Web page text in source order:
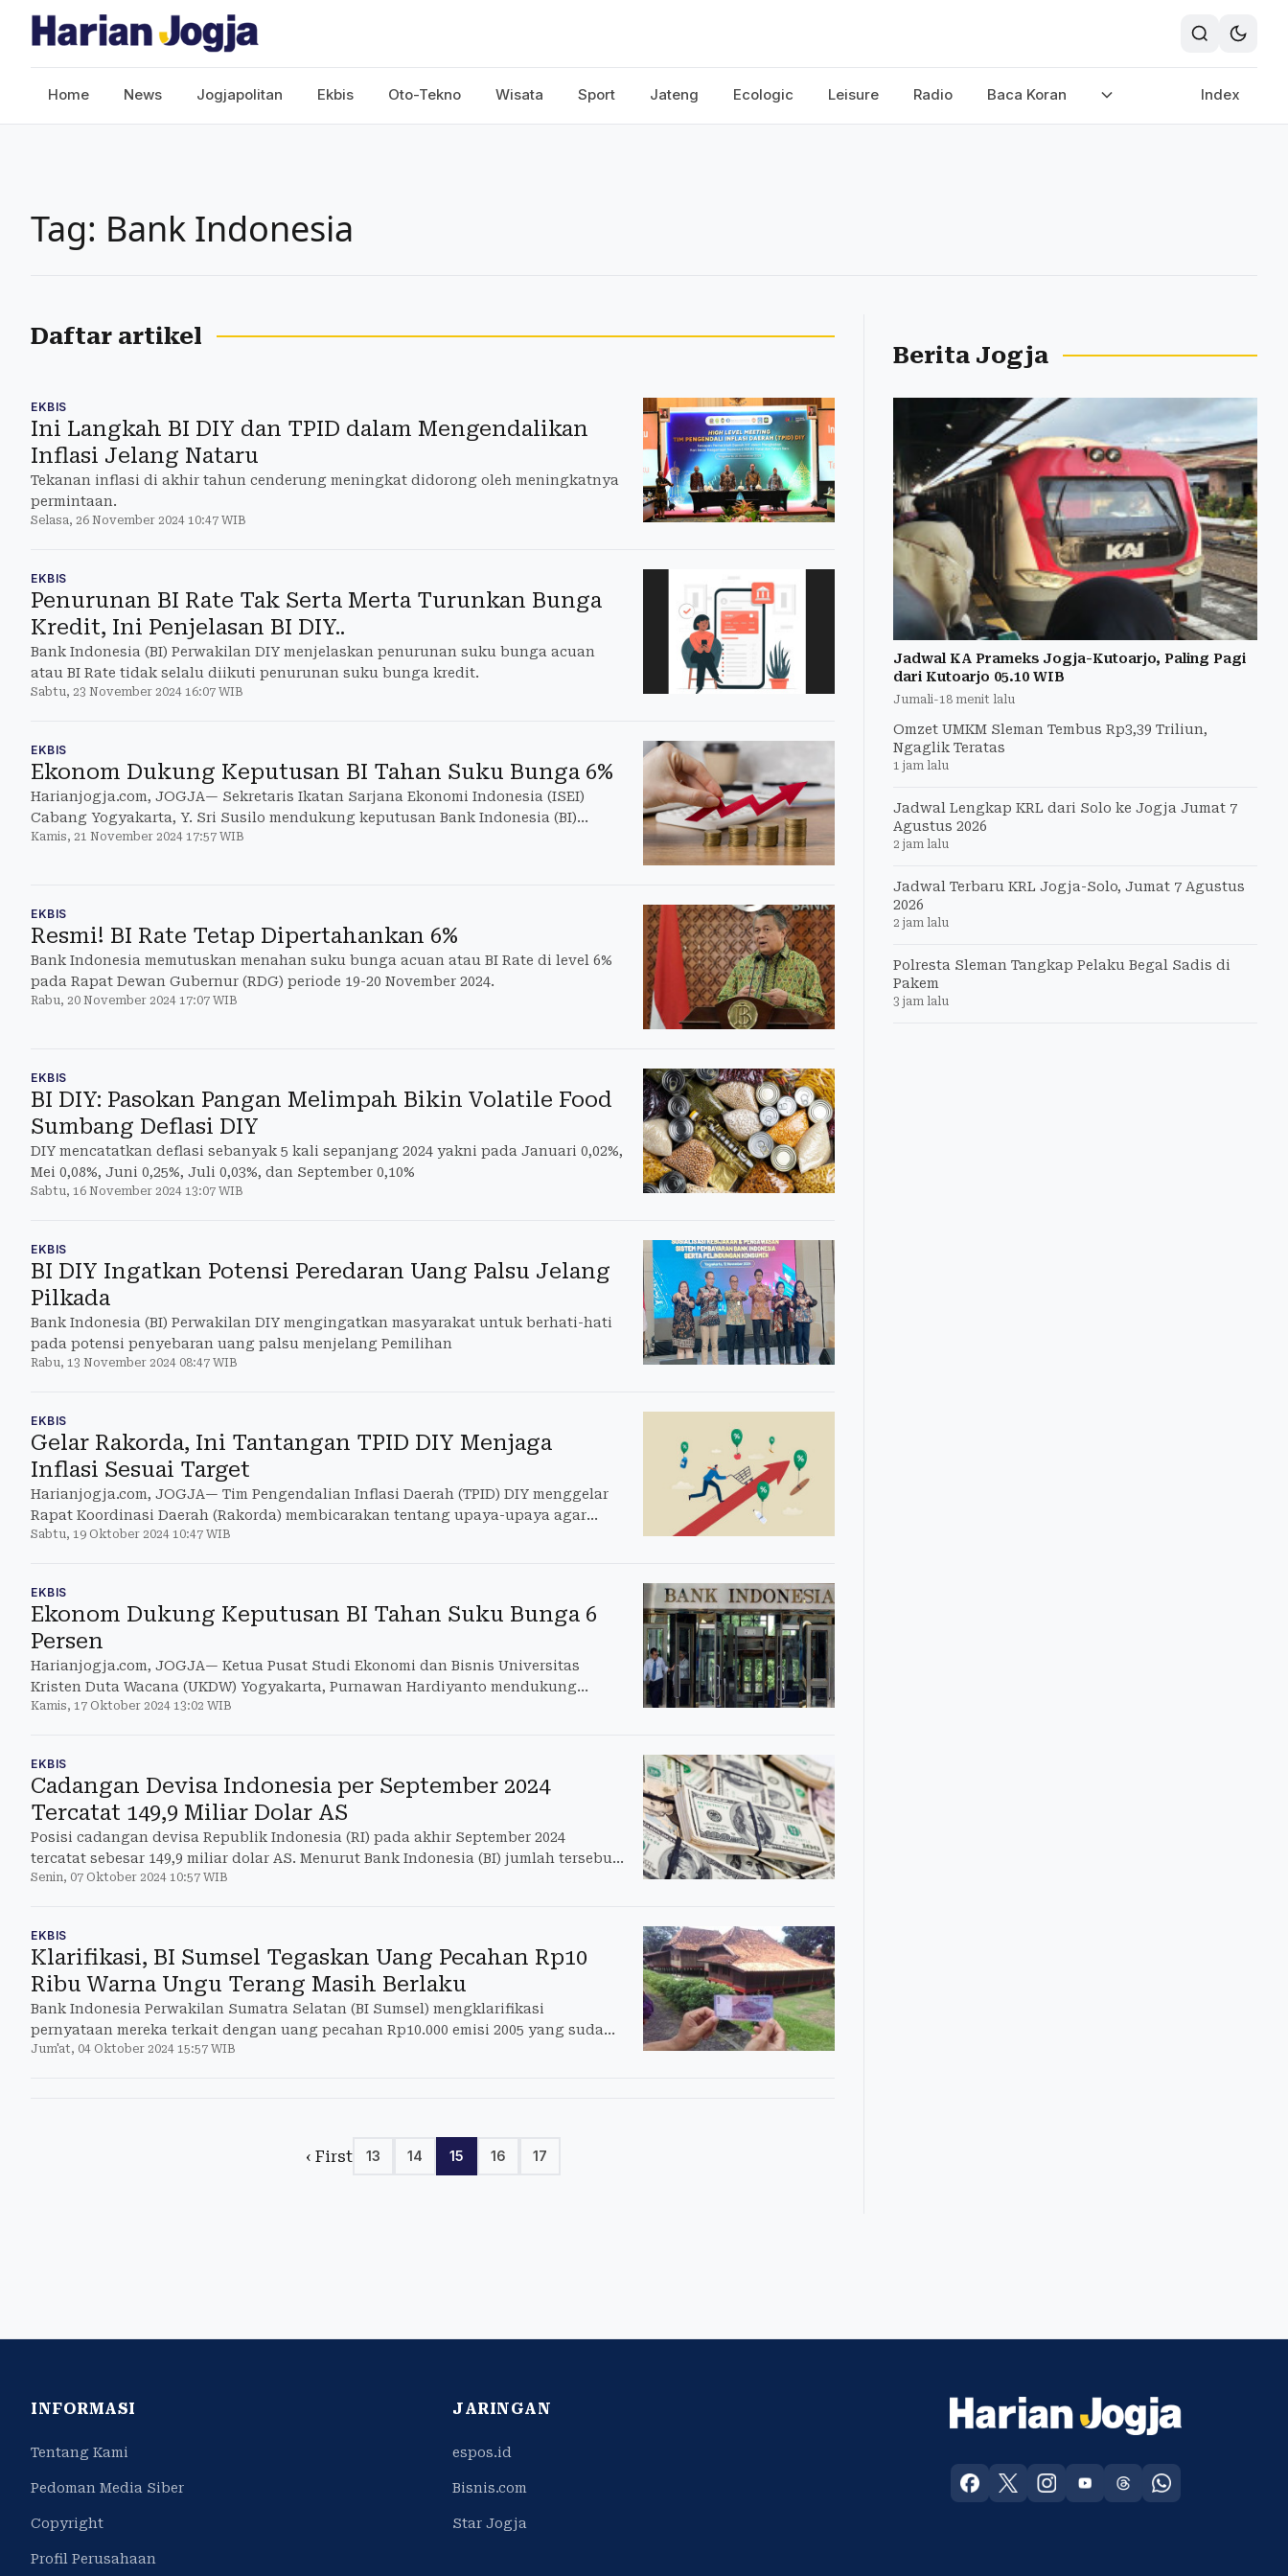
Home News Jogjapolitan Ekbis Oto-Tekno Wisata Sport Jateng Ecologic Leisure Radio Baca Koran Index
Tag: Bank Indonesia
Daftar artikel
EKBIS
Ini Langkah BI DIY dan TPID dalam Mengendalikan
Inflasi Jelang Nataru
Tekanan inflasi di akhir tahun cenderung meningkat didorong oleh meningkatnya
permintaan.
Selasa, 26 November 2024 10:47 WIB
EKBIS
Penurunan BI Rate Tak Serta Merta Turunkan Bunga
Kredit, Ini Penjelasan BI DIY..
Bank Indonesia (BI) Perwakilan DIY menjelaskan penurunan suku bunga acuan
atau BI Rate tidak selalu diikuti penurunan suku bunga kredit.
Sabtu, 23 November 2024 16:07 WIB
EKBIS
Ekonom Dukung Keputusan BI Tahan Suku Bunga 6%
Harianjogja.com, JOGJA— Sekretaris Ikatan Sarjana Ekonomi Indonesia (ISEI)
Cabang Yogyakarta, Y. Sri Susilo mendukung keputusan Bank Indonesia (BI)
menahan suku
Kamis, 21 November 2024 17:57 WIB
EKBIS
Resmi! BI Rate Tetap Dipertahankan 6%
Bank Indonesia memutuskan menahan suku bunga acuan atau BI Rate di level 6%
pada Rapat Dewan Gubernur (RDG) periode 19-20 November 2024.
Rabu, 20 November 2024 17:07 WIB
EKBIS
BI DIY: Pasokan Pangan Melimpah Bikin Volatile Food
Sumbang Deflasi DIY
DIY mencatatkan deflasi sebanyak 5 kali sepanjang 2024 yakni pada Januari 0,02%,
Mei 0,08%, Juni 0,25%, Juli 0,03%, dan September 0,10%
Sabtu, 16 November 2024 13:07 WIB
EKBIS
BI DIY Ingatkan Potensi Peredaran Uang Palsu Jelang
Pilkada
Bank Indonesia (BI) Perwakilan DIY mengingatkan masyarakat untuk berhati-hati
pada potensi penyebaran uang palsu menjelang Pemilihan
Rabu, 13 November 2024 08:47 WIB
EKBIS
Gelar Rakorda, Ini Tantangan TPID DIY Menjaga
Inflasi Sesuai Target
Harianjogja.com, JOGJA— Tim Pengendalian Inflasi Daerah (TPID) DIY menggelar
Rapat Koordinasi Daerah (Rakorda) membicarakan tentang upaya-upaya agar
inflasi DIY
Sabtu, 19 Oktober 2024 10:47 WIB
EKBIS
Ekonom Dukung Keputusan BI Tahan Suku Bunga 6
Persen
Harianjogja.com, JOGJA— Ketua Pusat Studi Ekonomi dan Bisnis Universitas
Kristen Duta Wacana (UKDW) Yogyakarta, Purnawan Hardiyanto mendukung
keputusan Bank
Kamis, 17 Oktober 2024 13:02 WIB
EKBIS
Cadangan Devisa Indonesia per September 2024
Tercatat 149,9 Miliar Dolar AS
Posisi cadangan devisa Republik Indonesia (RI) pada akhir September 2024
tercatat sebesar 149,9 miliar dolar AS. Menurut Bank Indonesia (BI) jumlah tersebut
rel
Senin, 07 Oktober 2024 10:57 WIB
EKBIS
Klarifikasi, BI Sumsel Tegaskan Uang Pecahan Rp10
Ribu Warna Ungu Terang Masih Berlaku
Bank Indonesia Perwakilan Sumatra Selatan (BI Sumsel) mengklarifikasi
pernyataan mereka terkait dengan uang pecahan Rp10.000 emisi 2005 yang sudah
tak berlaku.
Jum'at, 04 Oktober 2024 15:57 WIB
‹ First 13 14 15 16 17
Berita Jogja
Jadwal KA Prameks Jogja-Kutoarjo, Paling Pagi
dari Kutoarjo 05.10 WIB
Jumali-18 menit lalu
Omzet UMKM Sleman Tembus Rp3,39 Triliun,
Ngaglik Teratas
1 jam lalu
Jadwal Lengkap KRL dari Solo ke Jogja Jumat 7
Agustus 2026
2 jam lalu
Jadwal Terbaru KRL Jogja-Solo, Jumat 7 Agustus
2026
2 jam lalu
Polresta Sleman Tangkap Pelaku Begal Sadis di
Pakem
3 jam lalu
INFORMASI
Tentang Kami
Pedoman Media Siber
Copyright
Profil Perusahaan
JARINGAN
espos.id
Bisnis.com
Star Jogja